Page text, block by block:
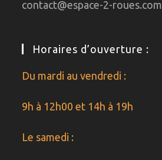
contact@espace-2-roues.com
Horaires d’ouverture :
Du mardi au vendredi :
9h à 12h00 et 14h à 19h
Le samedi :